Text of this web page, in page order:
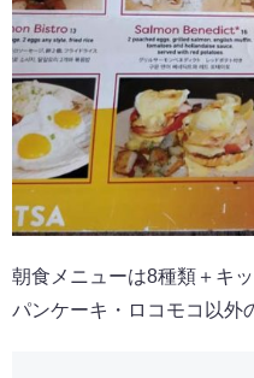
朝食メニューは8種類＋キッ
パンケーキ・ロコモコ以外